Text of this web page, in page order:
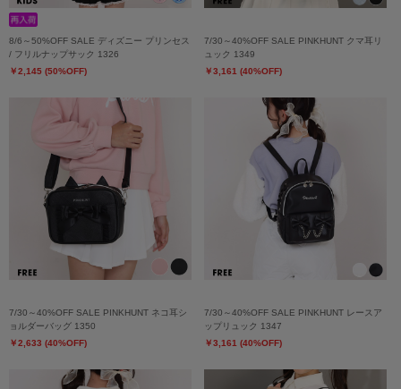
8/6～50%OFF SALE ディズニー プリンセス
/ フリルナップサック 1326
￥2,145 (50%OFF)
7/30～40%OFF SALE PINKHUNT クマ耳リ
ュック 1349
￥3,161 (40%OFF)
7/30～40%OFF SALE PINKHUNT ネコ耳シ
ョルダーバッグ 1350
￥2,633 (40%OFF)
7/30～40%OFF SALE PINKHUNT レースア
ップリュック 1347
￥3,161 (40%OFF)